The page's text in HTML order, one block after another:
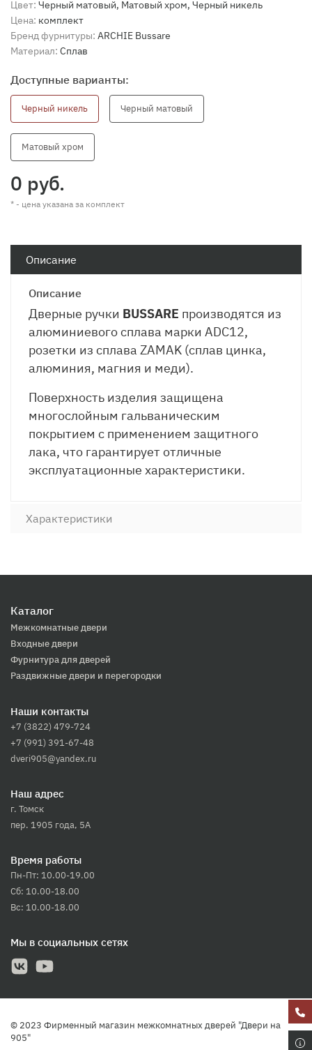
Цвет: Черный матовый, Матовый хром, Черный никель
Цена: комплект
Бренд фурнитуры: ARCHIE Bussare
Материал: Сплав
Доступные варианты:
Черный никель Черный матовый
Матовый хром
0 руб.
* - цена указана за комплект
Описание
Описание
Дверные ручки BUSSARE производятся из
алюминиевого сплава марки ADC12,
розетки из сплава ZAMAK (сплав цинка,
алюминия, магния и меди).
Поверхность изделия защищена
многослойным гальваническим
покрытием с применением защитного
лака, что гарантирует отличные
эксплуатационные характеристики.
Характеристики
Каталог
Межкомнатные двери
Входные двери
Фурнитура для дверей
Раздвижные двери и перегородки
Наши контакты
+7 (3822) 479-724
+7 (991) 391-67-48
dveri905@yandex.ru
Наш адрес
г. Томск
пер. 1905 года, 5А
Время работы
Пн-Пт: 10.00-19.00
Сб: 10.00-18.00
Вс: 10.00-18.00
Мы в социальных сетях
© 2023 Фирменный магазин межкомнатных дверей "Двери на
905"